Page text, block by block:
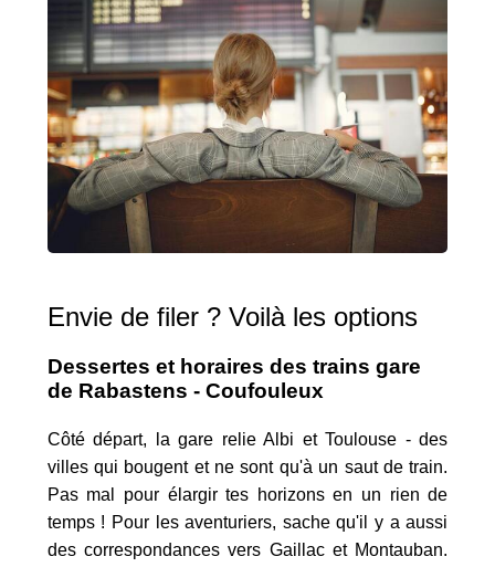
Envie de filer ? Voilà les options
Dessertes et horaires des trains gare
de Rabastens - Coufouleux
Côté départ, la gare relie Albi et Toulouse - des
villes qui bougent et ne sont qu'à un saut de train.
Pas mal pour élargir tes horizons en un rien de
temps ! Pour les aventuriers, sache qu'il y a aussi
des correspondances vers Gaillac et Montauban.